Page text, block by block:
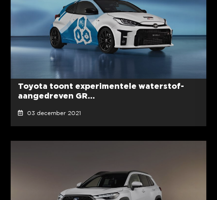
Toyota toont experimentele waterstof-
aangedreven GR...
03 december 2021